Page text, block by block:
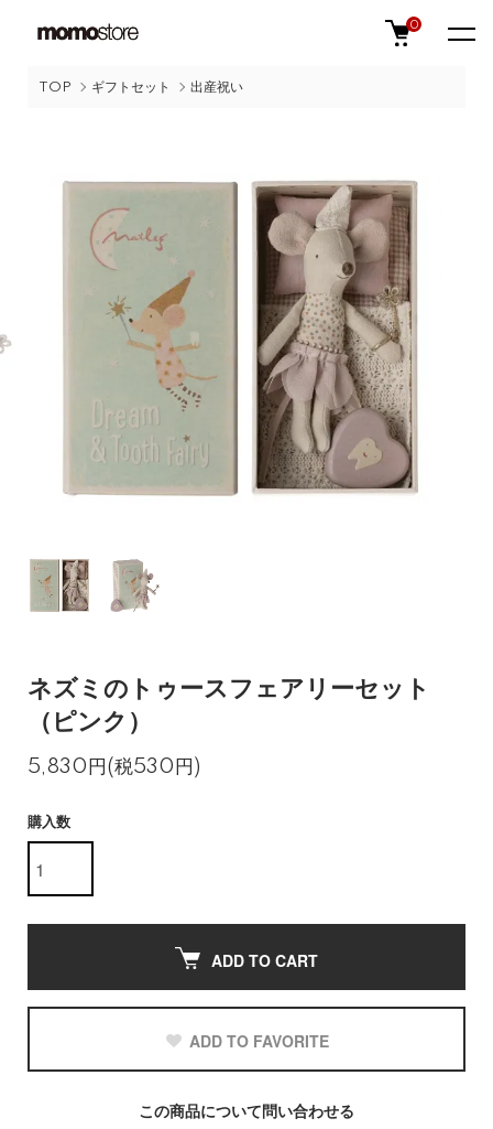
0
TOP ギフトセット 出産祝い
ネズミのトゥースフェアリーセット
（ピンク）
5,830円(税530円)
購入数
ADD TO CART
ADD TO FAVORITE
この商品について問い合わせる